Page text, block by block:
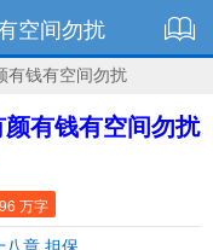
空间勿扰
有钱有空间勿扰
有钱有空间勿扰
96 万字
八章 担保